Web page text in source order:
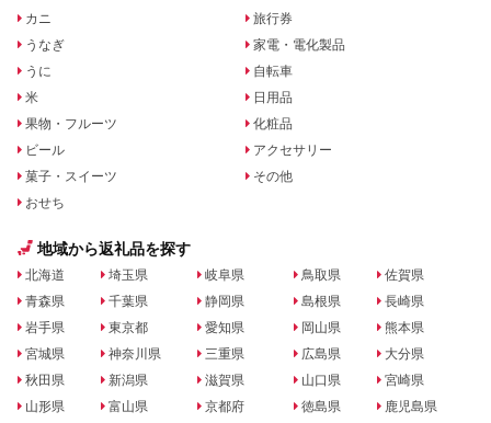
カニ
うなぎ
うに
米
果物・フルーツ
ビール
菓子・スイーツ
おせち
旅行券
家電・電化製品
自転車
日用品
化粧品
アクセサリー
その他
地域から返礼品を探す
北海道
青森県
岩手県
宮城県
秋田県
山形県
埼玉県
千葉県
東京都
神奈川県
新潟県
富山県
岐阜県
静岡県
愛知県
三重県
滋賀県
京都府
鳥取県
島根県
岡山県
広島県
山口県
徳島県
佐賀県
長崎県
熊本県
大分県
宮崎県
鹿児島県